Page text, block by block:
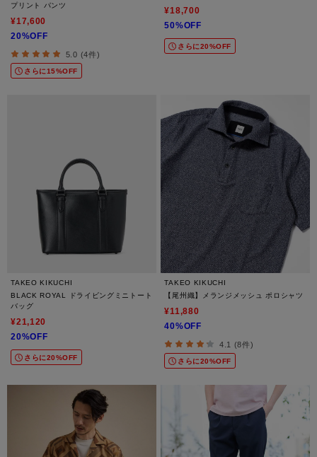
プリント パンツ
¥17,600
20%OFF
5.0 (4件)
さらに15%OFF
¥18,700
50%OFF
さらに20%OFF
TAKEO KIKUCHI
BLACK ROYAL ドライビングミニトート
バッグ
¥21,120
20%OFF
さらに20%OFF
TAKEO KIKUCHI
【尾州織】メランジメッシュ ポロシャツ
¥11,880
40%OFF
4.1 (8件)
さらに20%OFF